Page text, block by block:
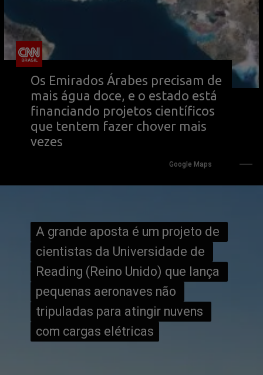
Os Emirados Árabes precisam de
mais água doce, e o estado está
financiando projetos científicos
que tentem fazer chover mais
vezes
Google Maps
A grande aposta é um projeto de
cientistas da Universidade de
Reading (Reino Unido) que lança
pequenas aeronaves não
tripuladas para atingir nuvens
com cargas elétricas
A grande aposta é um projeto de
cientistas da Universidade de
Reading (Reino Unido) que lança
pequenas aeronaves não
tripuladas para atingir nuvens
com cargas elétricas